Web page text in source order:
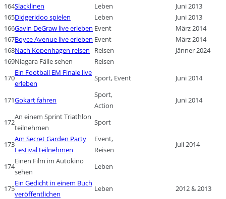
164Slacklinen Leben
Juni 2013
165Didgeridoo spielen Leben
Juni 2013
166Gavin DeGraw live erleben Event
März 2014
167Boyce Avenue live erleben Event
März 2014
168Nach Kopenhagen reisen Reisen
Jänner 2024
169Niagara Fälle sehen
Reisen
170
Ein Football EM Finale live
erleben
Sport, Event Juni 2014
171Gokart fahren
Sport,
Action
Juni 2014
172
An einem Sprint Triathlon
teilnehmen
Sport
173
Am Secret Garden Party
Festival teilnehmen
Event,
Reisen
Juli 2014
174
Einen Film im Autokino
sehen
Leben
175
Ein Gedicht in einem Buch
veröffentlichen
Leben
2012 & 2013